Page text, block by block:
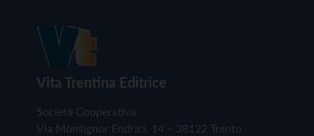
Vita Trentina Editrice
Società Cooperativa
Via Monsignor Endrici, 14 – 38122 Trento